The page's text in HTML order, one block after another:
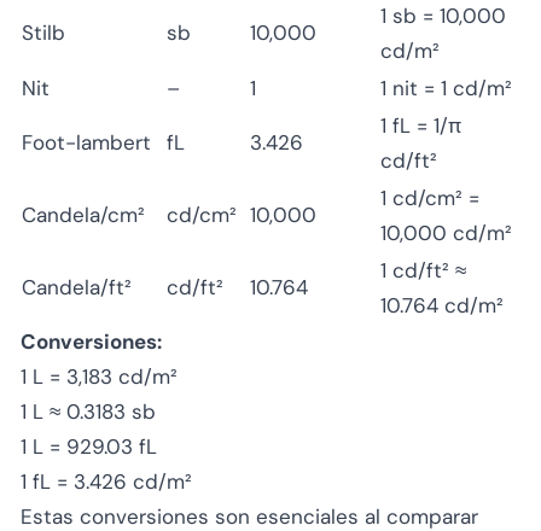
Stilb sb 10,000
1 sb = 10,000
cd/m²
Nit
– 1 1 nit = 1 cd/m²
Foot-lambert fL 3.426
1 fL = 1/π
cd/ft²
Candela/cm² cd/cm² 10,000
1 cd/cm² =
10,000 cd/m²
Candela/ft² cd/ft² 10.764
1 cd/ft² ≈
10.764 cd/m²
Conversiones:
1 L = 3,183 cd/m²
1 L ≈ 0.3183 sb
1 L = 929.03 fL
1 fL = 3.426 cd/m²
Estas conversiones son esenciales al comparar